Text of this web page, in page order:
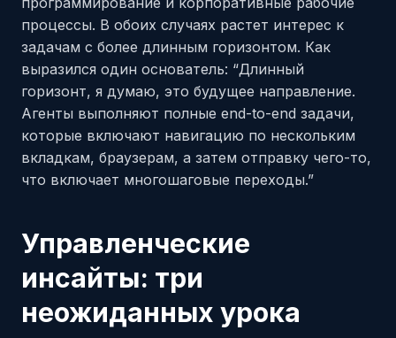
процессы. В обоих случаях растет интерес к
задачам с более длинным горизонтом. Как
выразился один основатель: “Длинный
горизонт, я думаю, это будущее направление.
Агенты выполняют полные end-to-end задачи,
которые включают навигацию по нескольким
вкладкам, браузерам, а затем отправку чего-то,
что включает многошаговые переходы.”
Управленческие
инсайты: три
неожиданных урока